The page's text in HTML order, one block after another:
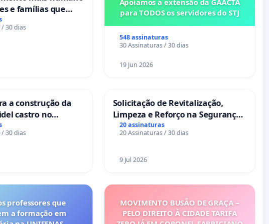
e famílias que
gestacional
portugueses
30 dias
Apoiamos a extensão da GAACTA
para TODOS os servidores do STJ
548 assinaturas
30 Assinaturas / 30 dias
19 Jun 2026
a construção da
castro no
30 dias
Solicitação de Revitalização,
Limpeza e Reforço na Segurança
das Praças da Rua Cachoeira das
Sete Ilhas
20 assinaturas
20 Assinaturas / 30 dias
9 Jul 2026
professores que
a formação em
MOVIMENTO BUSÃO DE GRAÇA –
PELO DIREITO À CIDADE TARIFA